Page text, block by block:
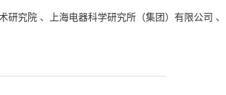
研究院 、 上海电器科学研究所（集团）有限公司 、